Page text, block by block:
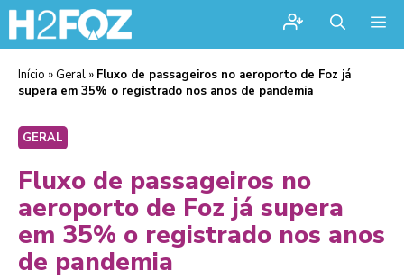
Início » Geral » Fluxo de passageiros no aeroporto de Foz já
supera em 35% o registrado nos anos de pandemia
GERAL
Fluxo de passageiros no
aeroporto de Foz já supera
em 35% o registrado nos anos
de pandemia